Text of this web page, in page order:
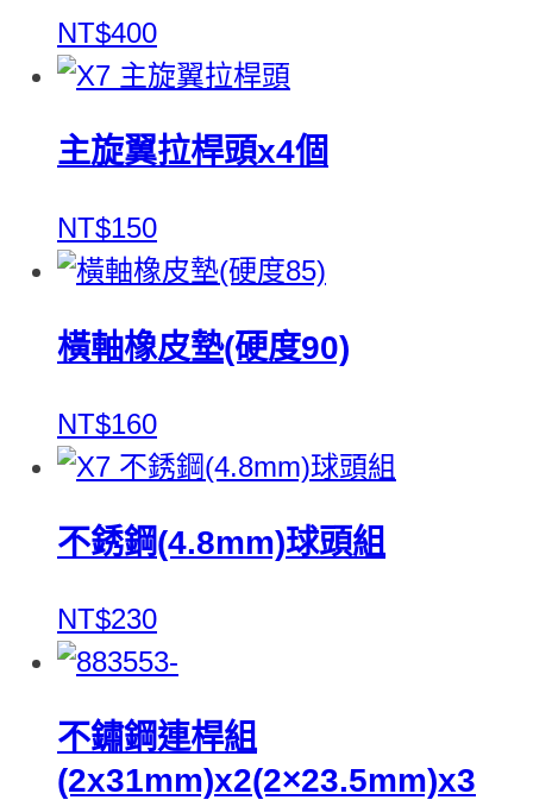
NT$400
主旋翼拉桿頭x4個
NT$150
橫軸橡皮墊(硬度90)
NT$160
不銹鋼(4.8mm)球頭組
NT$230
不鏽鋼連桿組
(2x31mm)x2(2×23.5mm)x3